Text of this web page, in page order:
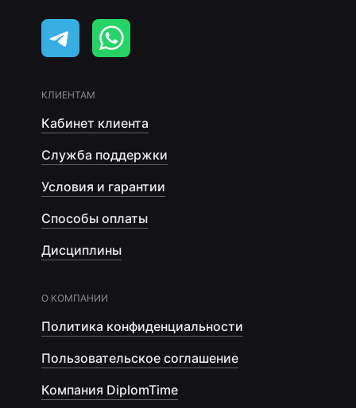
КЛИЕНТАМ
Кабинет клиента
Служба поддержки
Условия и гарантии
Способы оплаты
Дисциплины
О КОМПАНИИ
Политика конфиденциальности
Пользовательское соглашение
Компания DiplomTime